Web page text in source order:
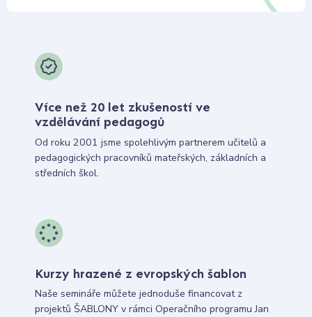
Více než 20 let zkušeností ve
vzdělávání pedagogů
Od roku 2001 jsme spolehlivým partnerem učitelů a
pedagogických pracovníků mateřských, základních a
středních škol.
Kurzy hrazené z evropských šablon
Naše semináře můžete jednoduše financovat z
projektů ŠABLONY v rámci Operačního programu Jan